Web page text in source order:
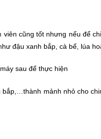
cũng tốt nhưng nếu để
đậu xanh bắp, cà bể, lúa
sau để thực hiện
mảnh nhỏ cho